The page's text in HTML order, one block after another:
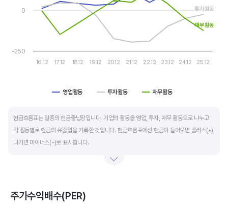
운전자본 회전일수는 매출채권 회전일수 + 재고자산 회전일수 - 매입채무 회전일수로
계산합니다. 매출채권 회전일수는 제품 판매 후 거래처로부터 현금으로 회수하는데 걸리는
일수를 말하며 낮을수록 좋습니다. 재고자산 회전일수는 원재료를 매입해 생산, 판매할
영업활동 투자활동 재무활동
16.12 17.12 18.12 19.12 20.12 21.12 22.12 23.12 24.12 25.12
-250
0 투자활동
재무활동
현금흐름표는 일종의 현금출납장입니다. 기업의 활동을 영업, 투자, 재무 활동으로 나누고
각 활동별로 현금의 유출입을 기록한 것입니다. 현금흐름표에선 현금이 들어오면 플러스(+),
나가면 마이너스(-)로 표시합니다.
투자활동 현금흐름은 기업의 기계 및 공장증설이나 금융자산 거래에서 발생하는
주가수익배수(PER)